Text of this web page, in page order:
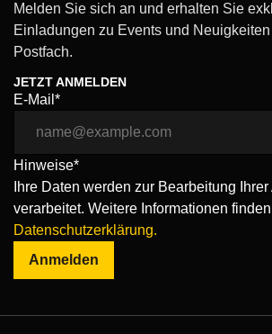
Melden Sie sich an und erhalten Sie
Einladungen zu Events und
Postfach.
JETZT ANMELDEN
E-Mail*
Hinweise*
Ihre Daten werden zur Bearbeitung
verarbeitet. Weitere Informationen
Datenschutzerklärung.
Anmelden